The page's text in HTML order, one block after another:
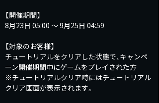
【開催期間】
8月23日 05:00 ～ 9月25日 04:59
【対象のお客様】
チュートリアルをクリアした状態で、キャンペ
ーン開催期間中にゲームをプレイされた方
※チュートリアルクリア時にはチュートリアル
クリア画面が表示されます。